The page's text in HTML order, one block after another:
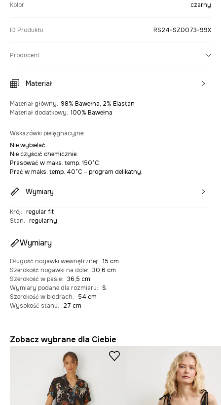
Kolor czarny
ID Produktu RS24-SZD073-99X
Producent
Materiał
Materiał główny: 98% Bawełna, 2% Elastan
Materiał dodatkowy: 100% Bawełna
Wskazówki pielęgnacyjne:
Nie wybielać.
Nie czyścić chemicznie.
Prasować w maks. temp. 150°C.
Prać w maks. temp. 40°C – program delikatny.
Wymiary
Krój: regular fit
Stan: regularny
Wymiary
Długość nogawki wewnętrznej: 15 cm
Szerokość nogawki na dole: 30,6 cm
Szerokość w pasie: 36,5 cm
Wymiary podane dla rozmiaru: S.
Szerokość w biodrach:
54 cm
Wysokość stanu: 27 cm
Zobacz wybrane dla Ciebie